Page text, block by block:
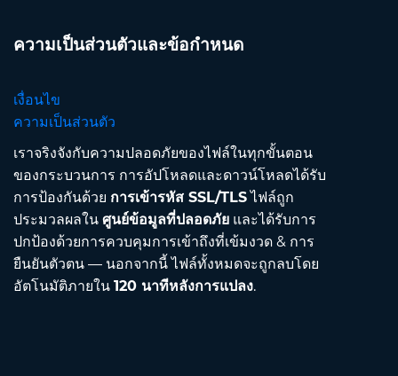
ความเป็นส่วนตัวและข้อกำหนด
เงื่อนไข
ความเป็นส่วนตัว
เราจริงจังกับความปลอดภัยของไฟล์ในทุกขั้นตอน
ของกระบวนการ การอัปโหลดและดาวน์โหลดได้รับ
การป้องกันด้วย การเข้ารหัส SSL/TLSไฟล์ถูก
ประมวลผลใน ศูนย์ข้อมูลที่ปลอดภัย และได้รับการ
ปกป้องด้วยการควบคุมการเข้าถึงที่เข้มงวด & การ
ยืนยันตัวตน — นอกจากนี้ ไฟล์ทั้งหมดจะถูกลบโดย
อัตโนมัติภายใน 120 นาทีหลังการแปลง.